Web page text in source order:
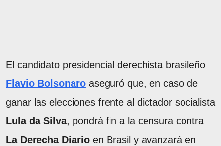
El candidato presidencial derechista brasileño
Flavio Bolsonaro aseguró que, en caso de
ganar las elecciones frente al dictador socialista
Lula da Silva, pondrá fin a la censura contra
La Derecha Diario en Brasil y avanzará en